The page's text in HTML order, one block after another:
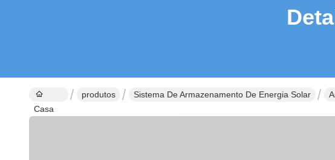
Casa
produtos Sistema De Armazenamento De Energia Solar